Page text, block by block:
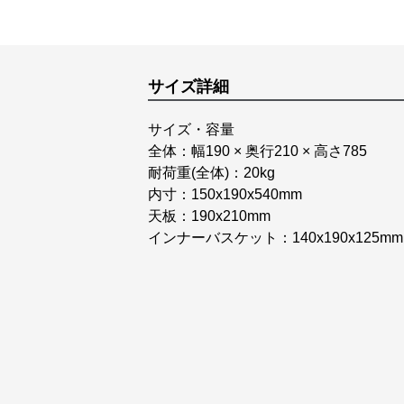
サイズ詳細
サイズ・容量
全体：幅190 × 奥行210 × 高さ785
耐荷重(全体)：20kg
内寸：150x190x540mm
天板：190x210mm
インナーバスケット：140x190x125mm